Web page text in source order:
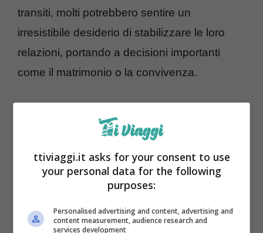
transiti, molti potrebbero sentire un
irresistibile desiderio di stabilizzare le loro
relazioni, portando a decisioni importanti
come il matrimonio o la convivenza.
Segni fortunati: Ariete e Leone
ttiviaggi.it asks for your consent to use
your personal data for the following
purposes:
Personalised advertising and content, advertising and
content measurement, audience research and
services development